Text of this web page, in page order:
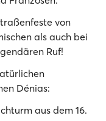
von
als auch bei
Ruf!
Dénias:
aus dem 16.